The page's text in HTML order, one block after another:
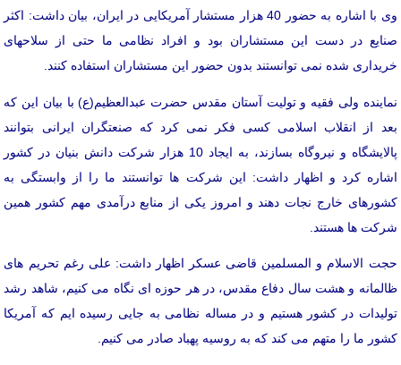
وی با اشاره به حضور 40 هزار مستشار آمریکایی در ایران، بیان داشت: اکثر
صنایع در دست این مستشاران بود و افراد نظامی ما حتی از سلاحهای
خریداری شده نمی توانستند بدون حضور این مستشاران استفاده کنند.
نماینده ولی فقیه و تولیت آستان مقدس حضرت عبدالعظیم(ع) با بیان این که
بعد از انقلاب اسلامی کسی فکر نمی کرد که صنعتگران ایرانی بتوانند
پالایشگاه و نیروگاه بسازند، به ایجاد 10 هزار شرکت دانش بنیان در کشور
اشاره کرد و اظهار داشت: این شرکت ها توانستند ما را از وابستگی به
کشورهای خارج نجات دهند و امروز یکی از منابع درآمدی مهم کشور همین
شرکت ها هستند.
حجت الاسلام و المسلمین قاضی عسکر اظهار داشت: علی رغم تحریم های
ظالمانه و هشت سال دفاع مقدس، در هر حوزه ای نگاه می کنیم، شاهد رشد
تولیدات در کشور هستیم و در مساله نظامی به جایی رسیده ایم که آمریکا
کشور ما را متهم می کند که به روسیه پهباد صادر می کنیم.